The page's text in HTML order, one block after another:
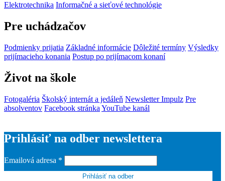
Elektrotechnika Informačné a sieťové technológie
Pre uchádzačov
Podmienky prijatia Základné informácie Dôležité termíny Výsledky
prijímacieho konania Postup po prijímacom konaní
Život na škole
Fotogaléria Školský internát a jedáleň Newsletter Impulz Pre
absolventov Facebook stránka YouTube kanál
Prihlásiť na odber newslettera
Emailová adresa *